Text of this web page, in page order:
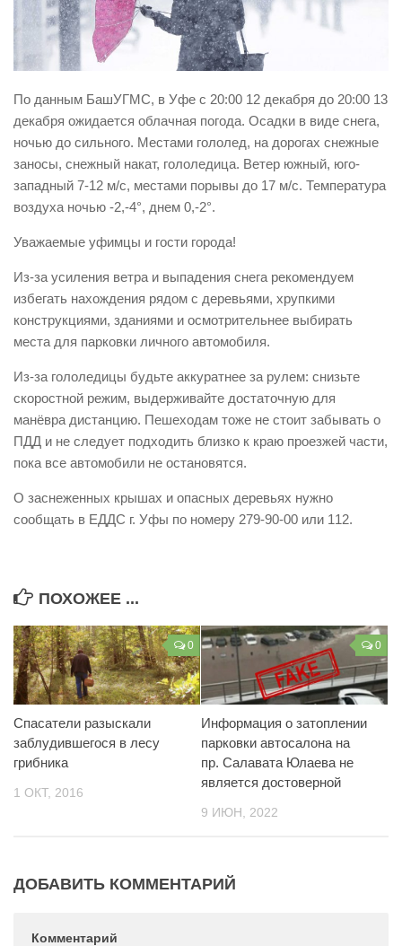
Виды деятельности
Обслуживание опасных производственных объектов
УГЗ рекомендует
Памятки населению
Уголок гражданской обороны
Пресс-центр
Конкурсы
Наша работа
Обращения
Контакты
Вакансии
По данным БашУГМС, в Уфе с 20:00 12 декабря до 20:00 13
декабря ожидается облачная погода. Осадки в виде снега,
ночью до сильного. Местами гололед, на дорогах снежные
заносы, снежный накат, гололедица. Ветер южный, юго-
западный 7-12 м/с, местами порывы до 17 м/с. Температура
воздуха ночью -2,-4°, днем 0,-2°.
Уважаемые уфимцы и гости города!
Из-за усиления ветра и выпадения снега рекомендуем
избегать нахождения рядом с деревьями, хрупкими
конструкциями, зданиями и осмотрительнее выбирать
места для парковки личного автомобиля.
Из-за гололедицы будьте аккуратнее за рулем: снизьте
скоростной режим, выдерживайте достаточную для
манёвра дистанцию. Пешеходам тоже не стоит забывать о
ПДД и не следует подходить близко к краю проезжей части,
пока все автомобили не остановятся.
О заснеженных крышах и опасных деревьях нужно
сообщать в ЕДДС г. Уфы по номеру 279-90-00 или 112.
ПОХОЖЕЕ ...
0
Спасатели разыскали
заблудившегося в лесу
грибника
1 ОКТ, 2016
0
Информация о затоплении
парковки автосалона на
пр. Салавата Юлаева не
является достоверной
9 ИЮН, 2022
ДОБАВИТЬ КОММЕНТАРИЙ
Комментарий